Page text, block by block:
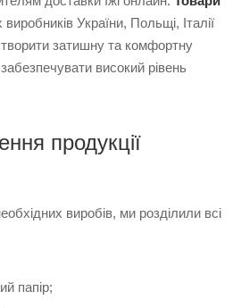
України, Польщі, Італії
затишну та комфортну
високий рівень
продукції
виробів, ми розділили всі
папір;